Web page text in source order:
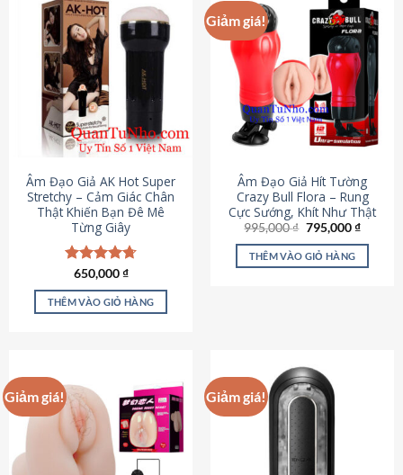
Âm Đạo Giả AK Hot Super
Stretchy – Cảm Giác Chân
Thật Khiến Bạn Đê Mê
Từng Giây
Được xếp
hạng4.75
5 sao
650,000₫
THÊM VÀO GIỎ HÀNG
Giảm giá!
Âm Đạo Giả Hít Tường
Crazy Bull Flora – Rung
Cực Sướng, Khít Như Thật
995,000₫ Giá
là:
995,000 ₫.
795,000₫Giá
tại
THÊM VÀO GIỎ HÀNG
Giảm giá! Giảm giá!